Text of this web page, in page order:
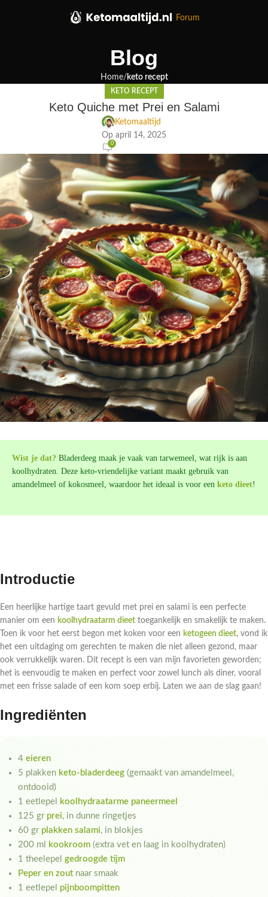
Forum
Blog
Home keto recept
KETO RECEPT
Keto Quiche met Prei en Salami
Ketomaaltijd
Op april 14, 2025
0
Wist je dat? Bladerdeeg maak je vaak van tarwemeel, wat rijk is aan
koolhydraten. Deze keto-vriendelijke variant maakt gebruik van
amandelmeel of kokosmeel, waardoor het ideaal is voor een keto dieet!
Introductie
Een heerlijke hartige taart gevuld met prei en salami is een perfecte
manier om een koolhydraatarm dieet toegankelijk en smakelijk te maken.
Toen ik voor het eerst begon met koken voor een ketogeen dieet, vond ik
het een uitdaging om gerechten te maken die niet alleen gezond, maar
ook verrukkelijk waren. Dit recept is een van mijn favorieten geworden;
het is eenvoudig te maken en perfect voor zowel lunch als diner, vooral
met een frisse salade of een kom soep erbij. Laten we aan de slag gaan!
Ingrediënten
4 eieren
5 plakken keto-bladerdeeg (gemaakt van amandelmeel,
ontdooid)
1 eetlepel
koolhydraatarme paneermeel
125 gr prei, in dunne ringetjes
60 gr plakken salami, in blokjes
200 ml
kookroom (extra vet en laag in koolhydraten)
1 theelepel gedroogde tijm
Peper en zoutnaar smaak
1 eetlepel pijnboompitten